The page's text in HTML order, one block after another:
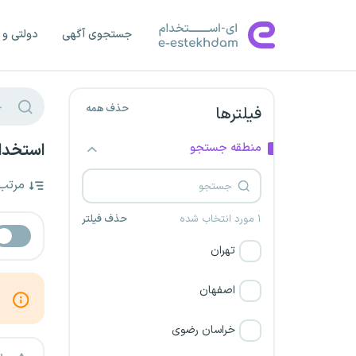
جستجوی آگهی دولتی
فیلترها حذف همه
منطقه جستجو
۱ مورد انتخاب شده حذف فیلتر
تهران
اصفهان
خراسان رضوی